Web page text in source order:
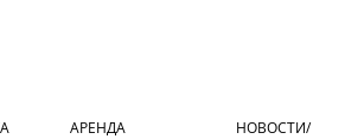
АРЕНДА
НОВОСТИ/